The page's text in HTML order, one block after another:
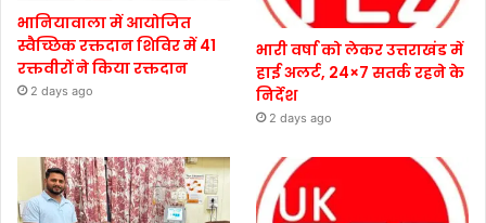
भानियावाला में आयोजित
स्वैच्छिक रक्तदान शिविर में 41
रक्तवीरों ने किया रक्तदान
2 days ago
भारी वर्षा को लेकर उत्तराखंड में
हाई अलर्ट, 24×7 सतर्क रहने के
निर्देश
2 days ago